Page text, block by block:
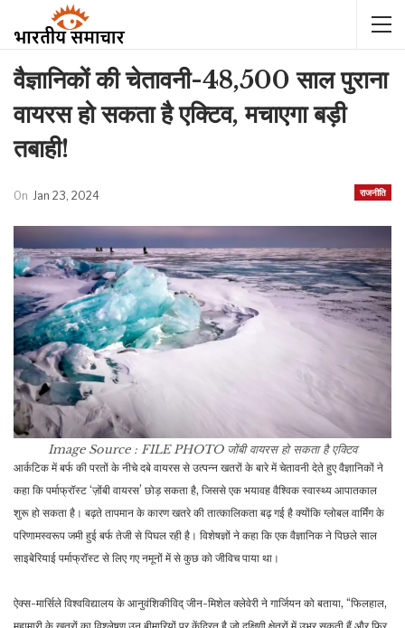
वैज्ञानिकों की चेतावनी-48,500 साल पुराना
वायरस हो सकता है एक्टिव, मचाएगा बड़ी
तबाही!
राजनीति
On Jan 23, 2024
Image Source : FILE PHOTO जोंबी वायरस हो सकता है एक्टिव
आर्कटिक में बर्फ की परतों के नीचे दबे वायरस से उत्पन्न खतरों के बारे में चेतावनी देते हुए वैज्ञानिकों ने
कहा कि पर्माफ्रॉस्ट ‘ज़ोंबी वायरस’ छोड़ सकता है, जिससे एक भयावह वैश्विक स्वास्थ्य आपातकाल
शुरू हो सकता है। बढ़ते तापमान के कारण खतरे की तात्कालिकता बढ़ गई है क्योंकि ग्लोबल वार्मिंग के
परिणामस्वरूप जमी हुई बर्फ तेजी से पिघल रही है। विशेषज्ञों ने कहा कि एक वैज्ञानिक ने पिछले साल
साइबेरियाई पर्माफ्रॉस्ट से लिए गए नमूनों में से कुछ को जीविच पाया था।
ऐक्स-मार्सिले विश्वविद्यालय के आनुवंशिकीविद् जीन-मिशेल क्लेवेरी ने गार्जियन को बताया, “फिलहाल,